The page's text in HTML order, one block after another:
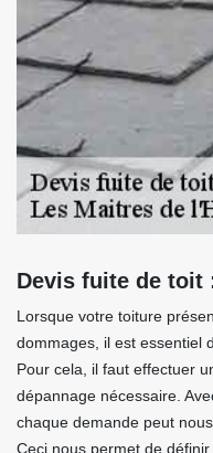
Devis fuite de toit
Lorsque votre toiture
dommages, il est essentiel
Pour cela, il faut effectuer
dépannage nécessaire.
chaque demande peut
Ceci nous permet de